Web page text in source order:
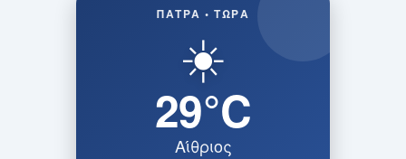
ΠΆΤΡΑ • ΤΏΡΑ
☀️
29°C
Αίθριος